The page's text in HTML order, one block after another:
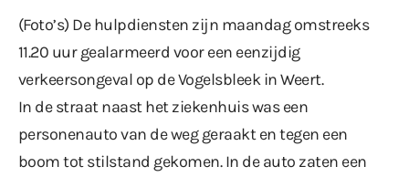
(Foto’s) De hulpdiensten zijn maandag omstreeks
11.20 uur gealarmeerd voor een eenzijdig
verkeersongeval op de Vogelsbleek in Weert.
In de straat naast het ziekenhuis was een
personenauto van de weg geraakt en tegen een
boom tot stilstand gekomen. In de auto zaten een